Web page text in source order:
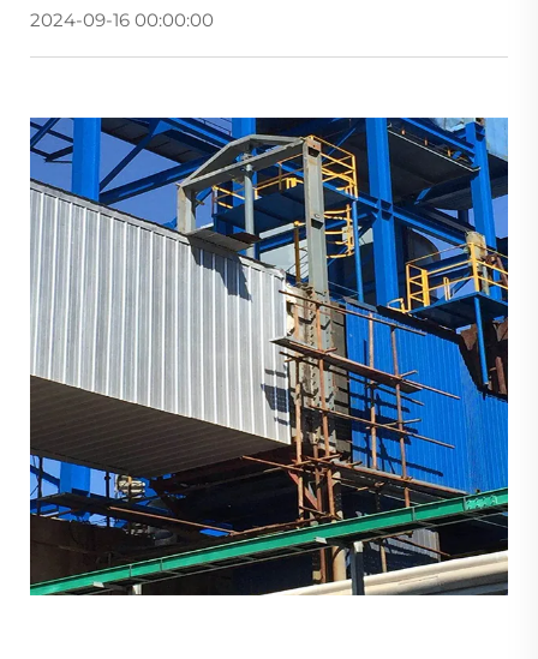
2024-09-16 00:00:00